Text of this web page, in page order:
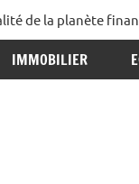
de la planète
IMMOBILIER